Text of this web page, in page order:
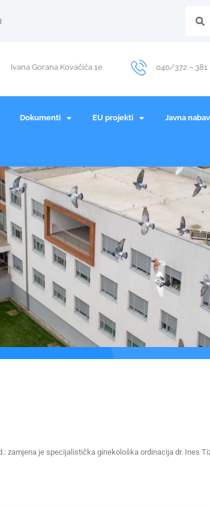
Ivana Gorana Kovačića 1e 040/372 – 381
Dokumenti EU projekti Javna
zamjena je specijalistička ginekološka ordinacija dr. Ines